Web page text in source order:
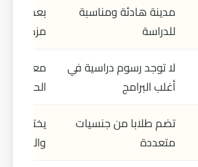
مدينة هادئة ومناسبة
للدراسة
بعض
مزدحمة
لا توجد رسوم دراسية في
أغلب البرامج
معظم
تضم طلابا من جنسيات
متعددة
يختلف
والموقع